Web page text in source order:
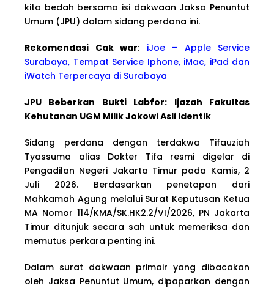
kita bedah bersama isi dakwaan Jaksa Penuntut
Umum (JPU) dalam sidang perdana ini.
Rekomendasi Cak war: iJoe – Apple Service
Surabaya, Tempat Service Iphone, iMac, iPad dan
iWatch Terpercaya di Surabaya
JPU Beberkan Bukti Labfor: Ijazah Fakultas
Kehutanan UGM Milik Jokowi Asli Identik
Sidang perdana dengan terdakwa Tifauziah
Tyassuma alias Dokter Tifa resmi digelar di
Pengadilan Negeri Jakarta Timur pada Kamis, 2
Juli 2026. Berdasarkan penetapan dari
Mahkamah Agung melalui Surat Keputusan Ketua
MA Nomor 114/KMA/SK.HK2.2/VI/2026, PN Jakarta
Timur ditunjuk secara sah untuk memeriksa dan
memutus perkara penting ini.
Dalam surat dakwaan primair yang dibacakan
oleh Jaksa Penuntut Umum, dipaparkan dengan